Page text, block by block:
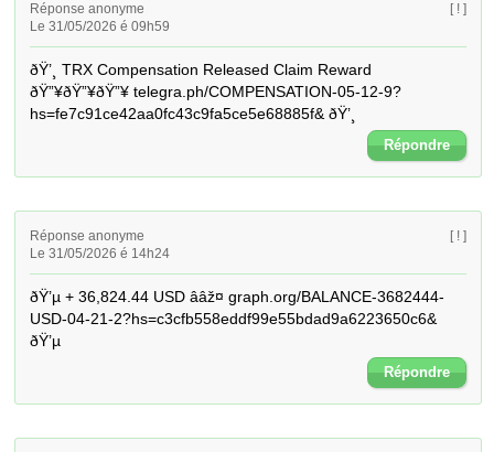
Réponse anonyme
Le 31/05/2026 é 09h59
[ ! ]
ðŸ’¸ TRX Compensation Released Claim Reward
ðŸ”¥ðŸ”¥ðŸ”¥ telegra.ph/COMPENSATION-05-12-9?
hs=fe7c91ce42aa0fc43c9fa5ce5e68885f& ðŸ’¸
Répondre
Réponse anonyme
Le 31/05/2026 é 14h24
[ ! ]
ðŸ’µ + 36,824.44 USD â­âž¤ graph.org/BALANCE-3682444-
USD-04-21-2?hs=c3cfb558eddf99e55bdad9a6223650c6&
ðŸ’µ
Répondre